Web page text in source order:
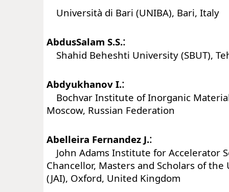
Università di Bari (UNIBA), Bari, Italy
AbdusSalam S.S.:
Shahid Beheshti University (SBUT),
Abdyukhanov I.:
Bochvar Institute of Inorganic
Moscow, Russian Federation
Abelleira Fernandez J.:
John Adams Institute for Accelerator
Chancellor, Masters and Scholars of
(JAI), Oxford, United Kingdom